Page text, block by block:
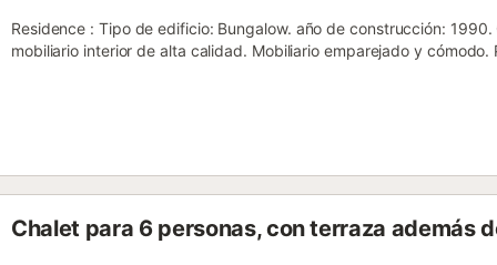
Residence : Tipo de edificio: Bungalow. año de construcción:
mobiliario interior de alta calidad. Mobiliario emparejado y cómodo.
hermosa playa de Sotavento, en un complejo bien mantenido con
bienvenida a todos aquellos que quieren pasar sus vacaciones en
le da un sabor de vacaciones desde el primer momento. El diseño
convenientes, la excelente ubicación dentro del complejo -
personas en cada una. Las cabañas están ubicadas en una
Chalet para 6 personas, con terraza además